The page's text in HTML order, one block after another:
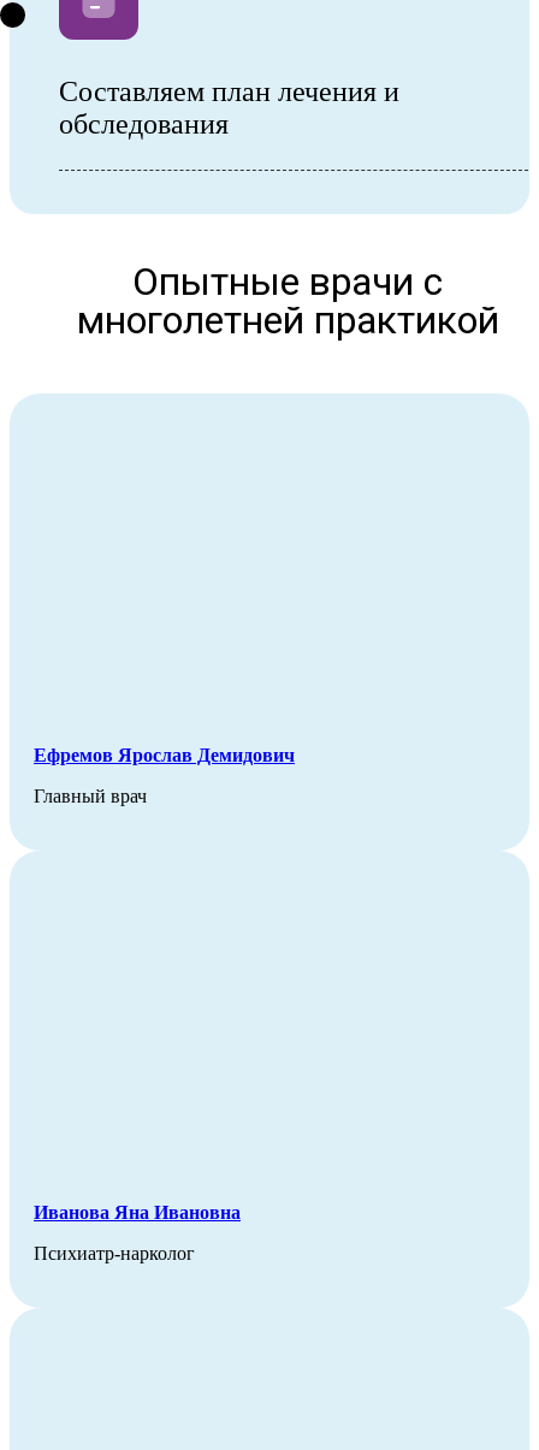
Составляем план лечения и
обследования
Опытные врачи с
многолетней практикой
Ефремов Ярослав Демидович
Главный врач
Иванова Яна Ивановна
Психиатр-нарколог